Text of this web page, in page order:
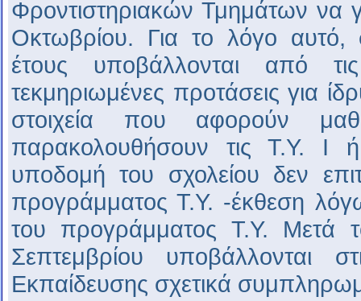
Φροντιστηριακών Τμημάτων να
Οκτωβρίου. Για το λόγο αυτό,
έτους υποβάλλονται από
τεκμηριωμένες προτάσεις για
στοιχεία που αφορούν
παρακολουθήσουν τις Τ.Υ. Ι
υποδομή του σχολείου δεν
προγράμματος Τ.Υ. -έκθεση
του προγράμματος Τ.Υ. Μετά
Σεπτεμβρίου υποβάλλονται
Εκπαίδευσης σχετικά